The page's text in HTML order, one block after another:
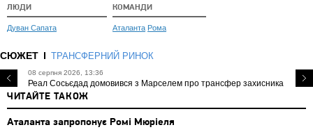
ЛЮДИ
Дуван Сапата
КОМАНДИ
Аталанта Рома
СЮЖЕТ ТРАНСФЕРНИЙ РИНОК
08 серпня 2026, 13:36
Реал Сосьєдад домовився з Марселем про трансфер захисника
ЧИТАЙТЕ ТАКОЖ
Аталанта запропонує Ромі Мюріеля